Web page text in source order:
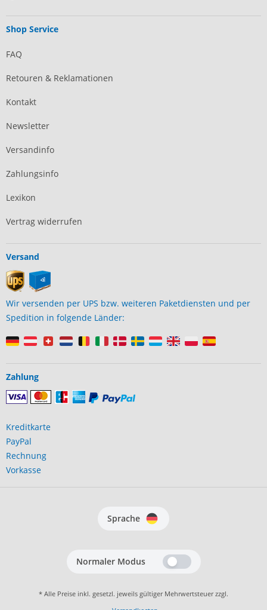
Shop Service
FAQ
Retouren & Reklamationen
Kontakt
Newsletter
Versandinfo
Zahlungsinfo
Lexikon
Vertrag widerrufen
Versand
Wir versenden per UPS bzw. weiteren Paketdiensten und per
Spedition in folgende Länder:
Zahlung
Kreditkarte
PayPal
Rechnung
Vorkasse
Sprache
Normaler Modus
* Alle Preise inkl. gesetzl. jeweils gültiger Mehrwertsteuer zzgl.